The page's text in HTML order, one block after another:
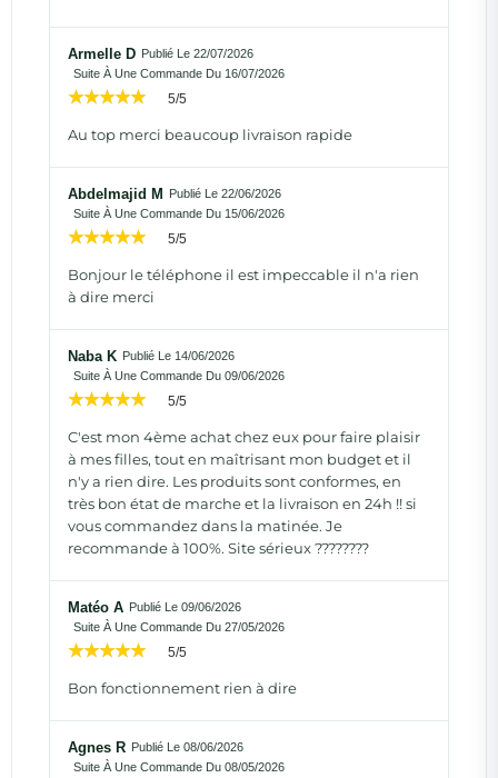
Armelle D Publié Le 22/07/2026
Suite À Une Commande Du 16/07/2026
5/5
Au top merci beaucoup livraison rapide
Abdelmajid M
Publié Le 22/06/2026
Suite À Une Commande Du 15/06/2026
5/5
Bonjour le téléphone il est impeccable il n'a rien
à dire merci
Naba K Publié Le 14/06/2026
Suite À Une Commande Du 09/06/2026
5/5
C'est mon 4ème achat chez eux pour faire plaisir
à mes filles, tout en maîtrisant mon budget et il
n'y a rien dire. Les produits sont conformes, en
très bon état de marche et la livraison en 24h !! si
vous commandez dans la matinée. Je
recommande à 100%. Site sérieux ????????
Matéo A Publié Le 09/06/2026
Suite À Une Commande Du 27/05/2026
5/5
Bon fonctionnement rien à dire
Agnes R Publié Le 08/06/2026
Suite À Une Commande Du 08/05/2026